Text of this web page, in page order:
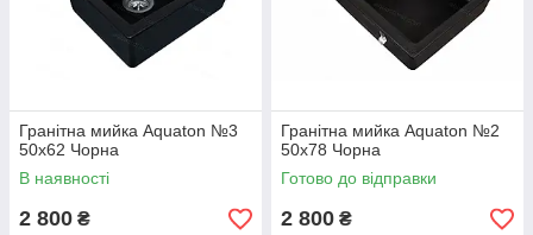
Гранітна мийка Aquaton №3
50х62 Чорна
В наявності
2 800 ₴
Гранітна мийка Aquaton №2
50х78 Чорна
Готово до відправки
2 800 ₴